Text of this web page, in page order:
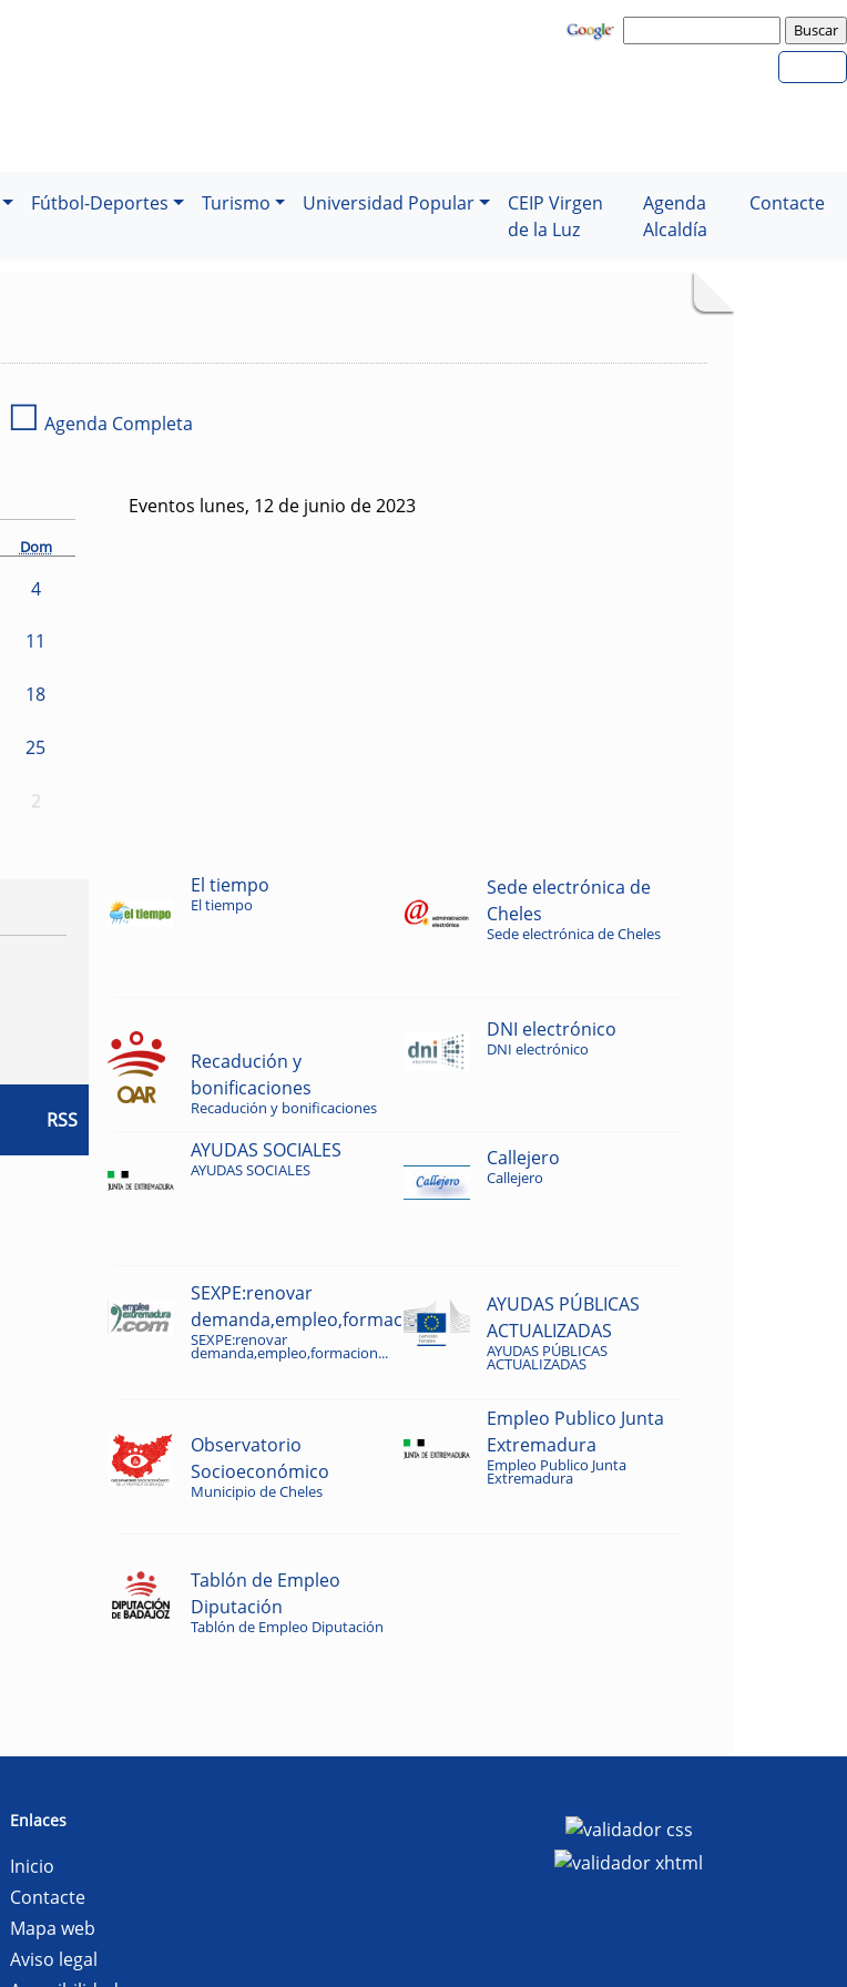
Fútbol-Deportes Turismo Universidad Popular
CEIP Virgen
de la Luz
Agenda
Alcaldía
Contacte
☐ Agenda Completa
Dom
4
11
18
25
2
Eventos lunes, 12 de junio de 2023
RSS
El tiempo
El tiempo
Sede electrónica de
Cheles
Sede electrónica de Cheles
Recadución y
bonificaciones
Recadución y bonificaciones
DNI electrónico
DNI electrónico
AYUDAS SOCIALES
AYUDAS SOCIALES
Callejero
Callejero
SEXPE:renovar
demanda,empleo,formacion...
SEXPE:renovar
demanda,empleo,formacion...
AYUDAS PÚBLICAS
ACTUALIZADAS
AYUDAS PÚBLICAS
ACTUALIZADAS
Observatorio
Socioeconómico
Municipio de Cheles
Empleo Publico Junta
Extremadura
Empleo Publico Junta
Extremadura
Tablón de Empleo
Diputación
Tablón de Empleo Diputación
Enlaces
Inicio
Contacte
Mapa web
Aviso legal